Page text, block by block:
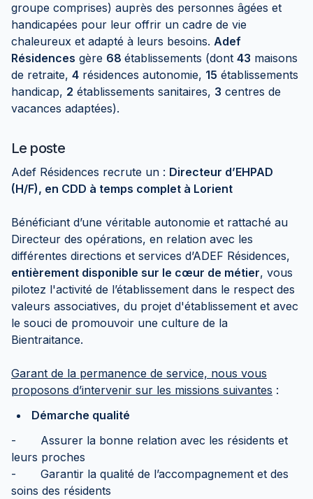
groupe comprises) auprès des personnes âgées et
handicapées pour leur offrir un cadre de vie
chaleureux et adapté à leurs besoins. Adef
Résidences gère 68 établissements (dont 43 maisons
de retraite, 4 résidences autonomie, 15 établissements
handicap, 2 établissements sanitaires, 3 centres de
vacances adaptées).
Le poste
Adef Résidences recrute un : Directeur d’EHPAD
(H/F), en CDD à temps complet à Lorient
Bénéficiant d’une véritable autonomie et rattaché au
Directeur des opérations, en relation avec les
différentes directions et services d’ADEF Résidences,
entièrement disponible sur le cœur de métier, vous
pilotez l'activité de l’établissement dans le respect des
valeurs associatives, du projet d'établissement et avec
le souci de promouvoir une culture de la
Bientraitance.
Garant de la permanence de service, nous vous
proposons d’intervenir sur les missions suivantes :
Démarche qualité
- Assurer la bonne relation avec les résidents et
leurs proches
- Garantir la qualité de l’accompagnement et des
soins des résidents